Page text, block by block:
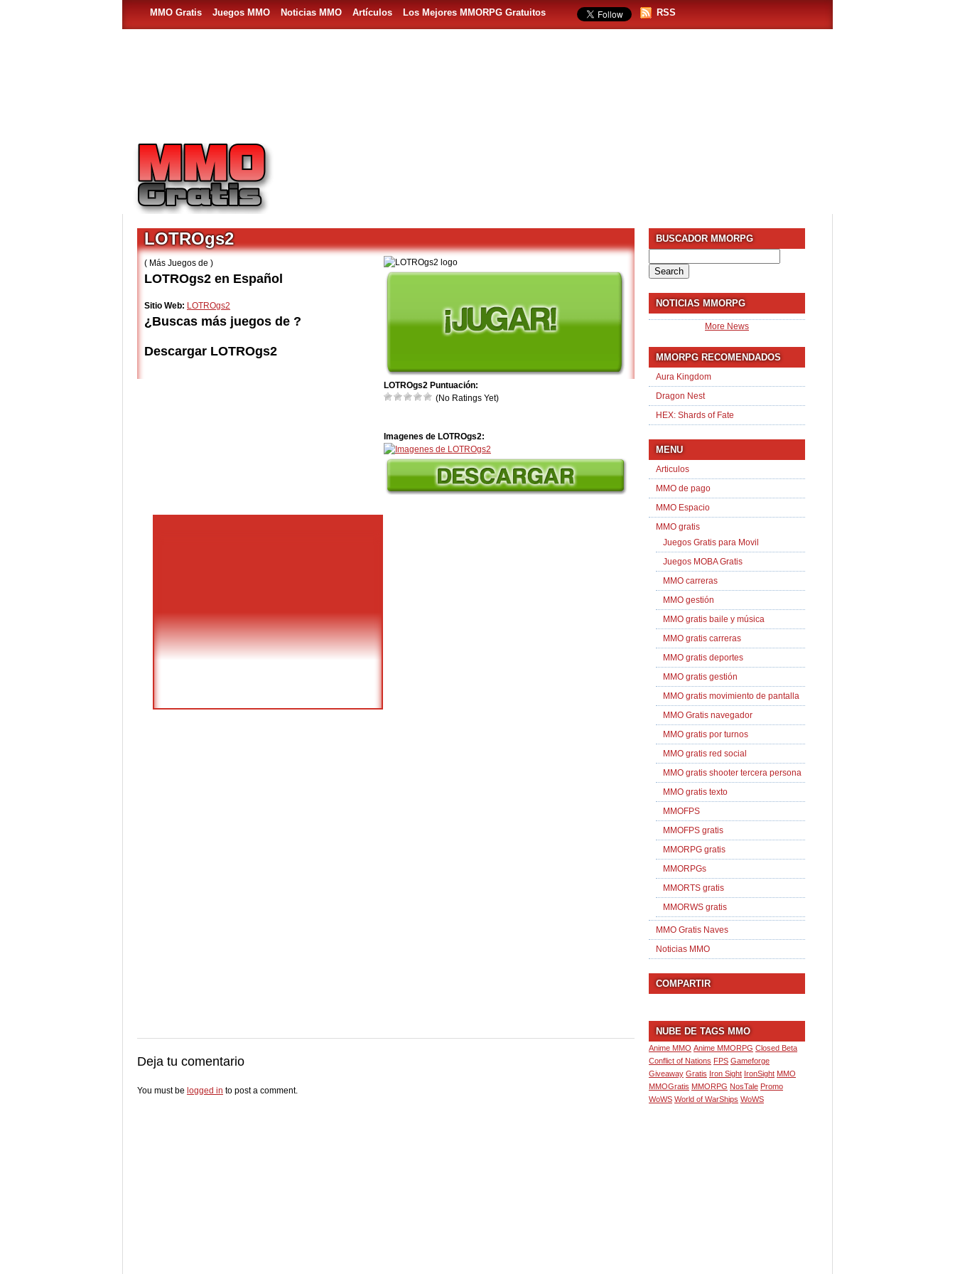
MMO Gratis Juegos MMO Noticias MMO Artículos Los Mejores MMORPG Gratuitos RSS
LOTROgs2 Puntuación:
(No Ratings Yet)
Imagenes de LOTROgs2:
LOTROgs2
( Más Juegos de )
LOTROgs2 en Español
Sitio Web: LOTROgs2
¿Buscas más juegos de ?
Descargar LOTROgs2
Deja tu comentario
You must be logged in to post a comment.
BUSCADOR MMORPG
for:
NOTICIAS MMORPG
More News
MMORPG RECOMENDADOS
Aura Kingdom
Dragon Nest
HEX: Shards of Fate
MENU
Articulos
MMO de pago
MMO Espacio
MMO gratis
Juegos Gratis para Movil
Juegos MOBA Gratis
MMO carreras
MMO gestión
MMO gratis baile y música
MMO gratis carreras
MMO gratis deportes
MMO gratis gestión
MMO gratis movimiento de pantalla
MMO Gratis navegador
MMO gratis por turnos
MMO gratis red social
MMO gratis shooter tercera persona
MMO gratis texto
MMOFPS
MMOFPS gratis
MMORPG gratis
MMORPGs
MMORTS gratis
MMORWS gratis
MMO Gratis Naves
Noticias MMO
COMPARTIR
NUBE DE TAGS MMO
Anime MMO Anime MMORPG Closed Beta
Conflict of Nations FPS Gameforge
Giveaway Gratis Iron Sight IronSight MMO
MMOGratis MMORPG NosTale Promo
WoWS World of WarShips WoWS